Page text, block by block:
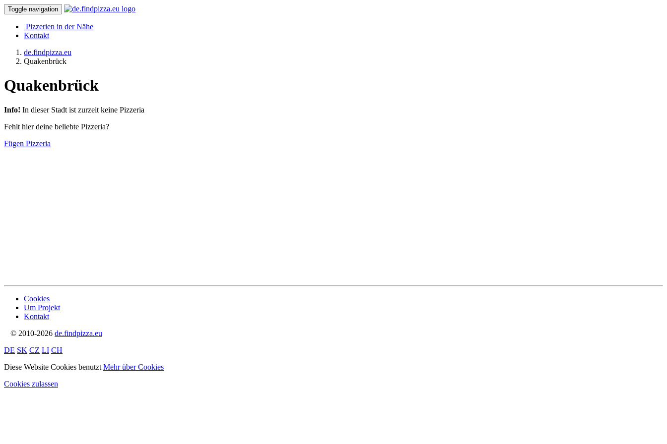
Toggle navigation
Pizzerien in der Nähe
Kontakt
de.findpizza.eu
Quakenbrück
Quakenbrück
Info! In dieser Stadt ist zurzeit keine Pizzeria
Fehlt hier deine beliebte Pizzeria?
Fügen Pizzeria
Cookies
Um Projekt
Kontakt
© 2010-2026 de.findpizza.eu
DE SK CZ LI CH
Diese Website Cookies benutzt Mehr über Cookies
Cookies zulassen